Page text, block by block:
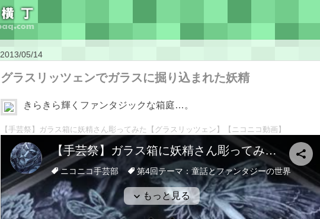
2013/05/14
グラスリッツェンでガラスに掘り込まれた妖精
きらきら輝くファンタジックな箱庭…。
【手芸祭】ガラス箱に妖精さん彫ってみた【グラスリッツェン】 【ニコニコ動画】